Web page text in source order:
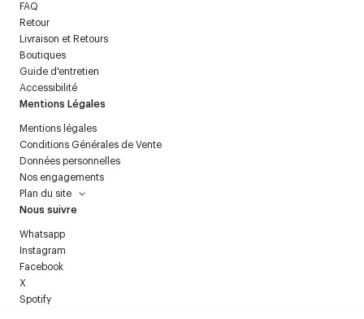
FAQ
Retour
Livraison et Retours
Boutiques
Guide d'entretien
Accessibilité
Mentions Légales
Mentions légales
Conditions Générales de Vente
Données personnelles
Nos engagements
Plan du site
Nous suivre
Whatsapp
Instagram
Facebook
X
Spotify